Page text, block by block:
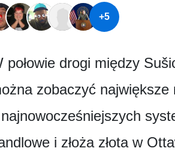
+5
połowie drogi między
zobaczyć
i złoża złota w